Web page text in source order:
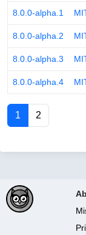
8.0.0-alpha.1
8.0.0-alpha.2
8.0.0-alpha.3
8.0.0-alpha.4
1 2